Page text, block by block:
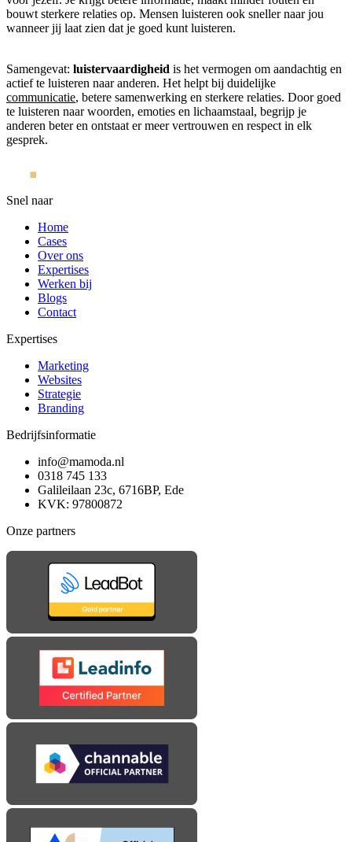
bouwt sterkere relaties op. Mensen luisteren ook sneller naar jou
wanneer jij laat zien dat je goed kunt luisteren.
Samengevat: luistervaardigheid is het vermogen om aandachtig en
actief te luisteren naar anderen. Het helpt bij duidelijke
communicatie, betere samenwerking en sterkere relaties. Door goed
te luisteren naar woorden, emoties en lichaamstaal, begrijp je
anderen beter en ontstaat er meer vertrouwen en respect in elk
gesprek.
Snel naar
Home
Cases
Over ons
Expertises
Werken bij
Blogs
Contact
Expertises
Marketing
Websites
Strategie
Branding
Bedrijfsinformatie
info@mamoda.nl
0318 745 133
Galileilaan 23c, 6716BP, Ede
KVK: 97800872
Onze partners